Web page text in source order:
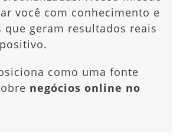
você com conhecimento e
que geram resultados reais
como uma fonte
negócios online no